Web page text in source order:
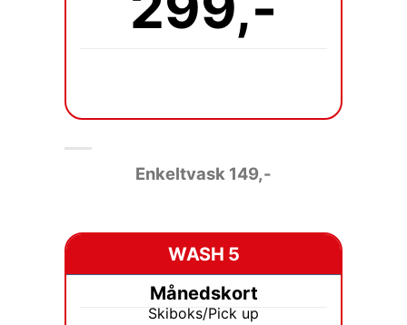
Enkeltvask 149,-
WASH 5
Månedskort
Skiboks/Pick up